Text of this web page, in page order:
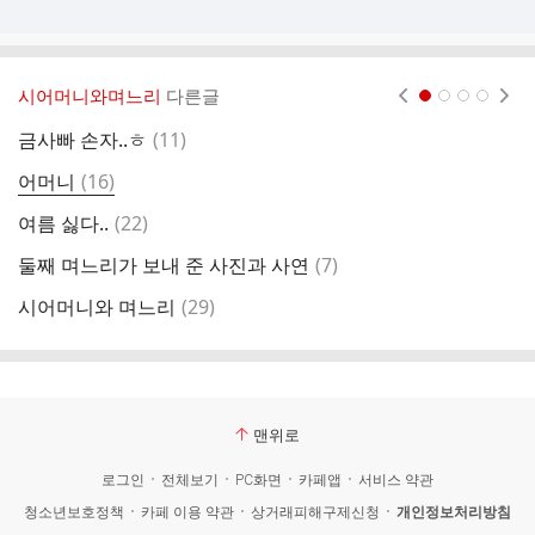
시어머니와며느리 다른글
금사빠 손자..ㅎ 댓
(11)
어머니 댓
글
(16)
여름 싫다.. 댓
(22)
둘째 며느리가 보내 준 사진과 사연 댓
(7)
시어머니와 며느리 댓
(29)
맨위로
로그인 전체보기 PC화면 카페앱
서비스 약관
청소년보호정책
카페 이용 약관 상거래피해구제신청 개인정보처리방침